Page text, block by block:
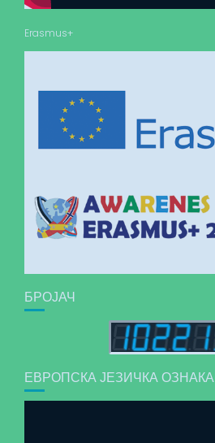
Erasmus+
БРОЈАЧ
ЕВРОПСКА ЈЕЗИЧКА ОЗНАКА